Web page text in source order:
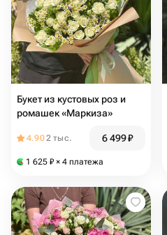
Букет из кустовых роз и
ромашек «Маркиза»
4.902 тыс. 6 499₽
1 625 ₽ × 4 платежа